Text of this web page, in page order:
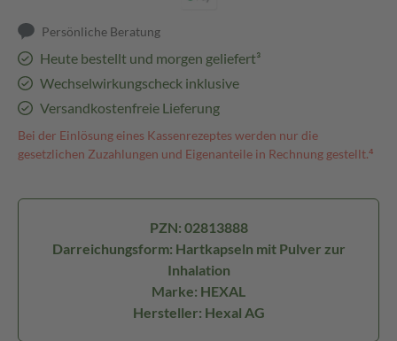
Persönliche Beratung
Heute bestellt und morgen geliefert³
Wechselwirkungscheck inklusive
Versandkostenfreie Lieferung
Bei der Einlösung eines Kassenrezeptes werden nur die
gesetzlichen Zuzahlungen und Eigenanteile in Rechnung gestellt.⁴
PZN: 02813888
Darreichungsform: Hartkapseln mit Pulver zur
Inhalation
Marke: HEXAL
Hersteller: Hexal AG